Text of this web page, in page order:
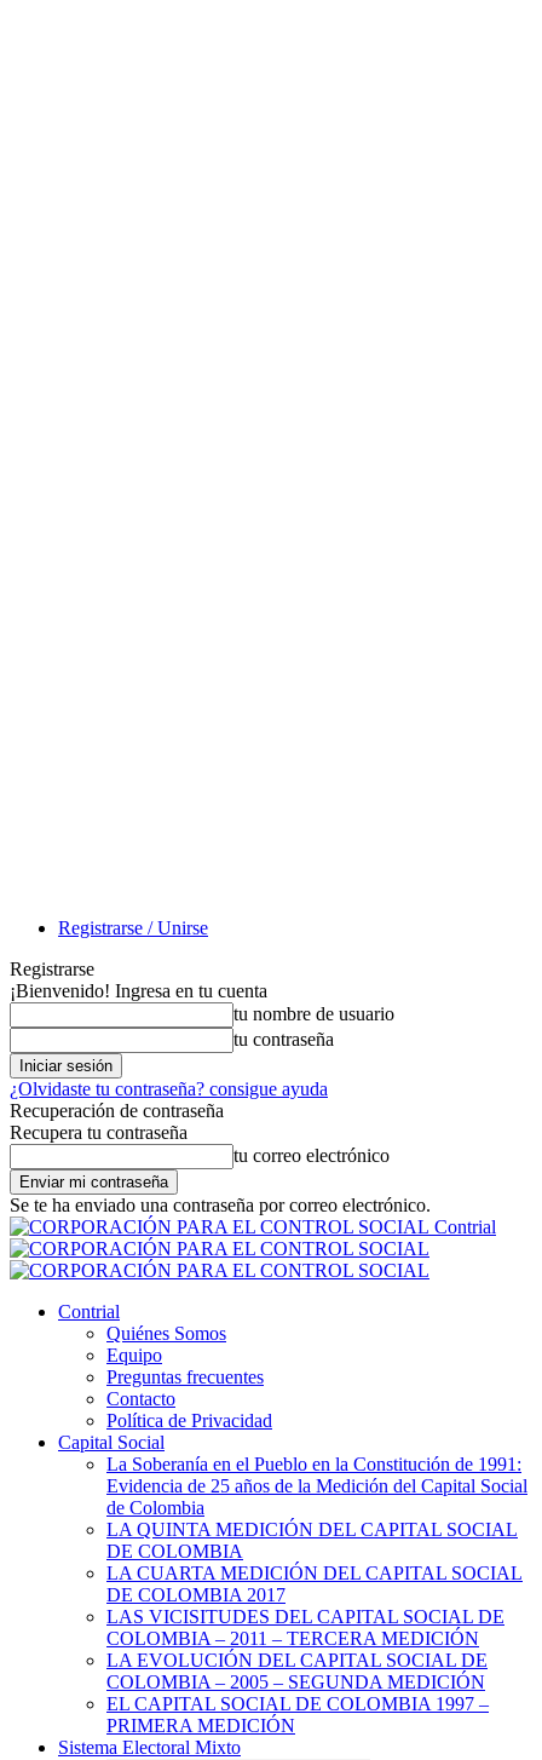
Registrarse / Unirse
Registrarse
¡Bienvenido! Ingresa en tu cuenta
tu nombre de usuario
tu contraseña
¿Olvidaste tu contraseña? consigue ayuda
Recuperación de contraseña
Recupera tu contraseña
tu correo electrónico
Se te ha enviado una contraseña por correo electrónico.
Contrial
Contrial
Quiénes Somos
Equipo
Preguntas frecuentes
Contacto
Política de Privacidad
Capital Social
La Soberanía en el Pueblo en la Constitución de 1991:
Evidencia de 25 años de la Medición del Capital Social
de Colombia
LA QUINTA MEDICIÓN DEL CAPITAL SOCIAL
DE COLOMBIA
LA CUARTA MEDICIÓN DEL CAPITAL SOCIAL
DE COLOMBIA 2017
LAS VICISITUDES DEL CAPITAL SOCIAL DE
COLOMBIA – 2011 – TERCERA MEDICIÓN
LA EVOLUCIÓN DEL CAPITAL SOCIAL DE
COLOMBIA – 2005 – SEGUNDA MEDICIÓN
EL CAPITAL SOCIAL DE COLOMBIA 1997 –
PRIMERA MEDICIÓN
Sistema Electoral Mixto